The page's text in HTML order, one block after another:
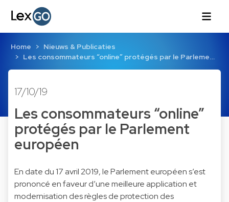
Home
Nieuws & Publicaties
Les consommateurs “online” protégés par le Parleme…
17/10/19
Les consommateurs “online”
protégés par le Parlement
européen
En date du 17 avril 2019, le Parlement européen s’est
prononcé en faveur d’une meilleure application et
modernisation des règles de protection des